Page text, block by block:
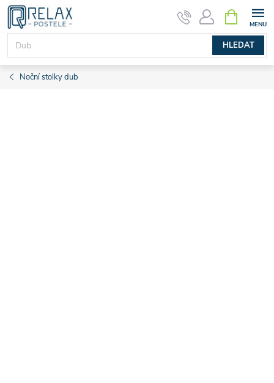
Přejít
obsah
HLEDAT
NÁKUPNÍ
KOŠÍK
Noční stolky dub